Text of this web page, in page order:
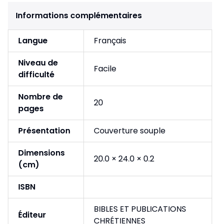
Informations complémentaires
Langue
Français
Niveau de
difficulté
Facile
Nombre de
pages
20
Présentation
Couverture souple
Dimensions
(cm)
20.0 × 24.0 × 0.2
ISBN
Éditeur
BIBLES ET PUBLICATIONS
CHRÉTIENNES